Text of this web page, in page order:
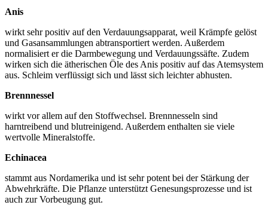
Anis
wirkt sehr positiv auf den Verdauungsapparat, weil Krämpfe gelöst
und Gasansammlungen abtransportiert werden. Außerdem
normalisiert er die Darmbewegung und Verdauungssäfte. Zudem
wirken sich die ätherischen Öle des Anis positiv auf das Atemsystem
aus. Schleim verflüssigt sich und lässt sich leichter abhusten.
Brennnessel
wirkt vor allem auf den Stoffwechsel. Brennnesseln sind
harntreibend und blutreinigend. Außerdem enthalten sie viele
wertvolle Mineralstoffe.
Echinacea
stammt aus Nordamerika und ist sehr potent bei der Stärkung der
Abwehrkräfte. Die Pflanze unterstützt Genesungsprozesse und ist
auch zur Vorbeugung gut.